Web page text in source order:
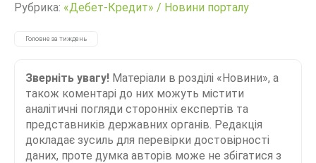
Рубрика: «Дебет-Кредит» / Новини порталу
Головне за тиждень
Зверніть увагу! Матеріали в розділі «Новини», а
також коментарі до них можуть містити
аналітичні погляди сторонніх експертів та
представників державних органів. Редакція
докладає зусиль для перевірки достовірності
даних, проте думка авторів може не збігатися з